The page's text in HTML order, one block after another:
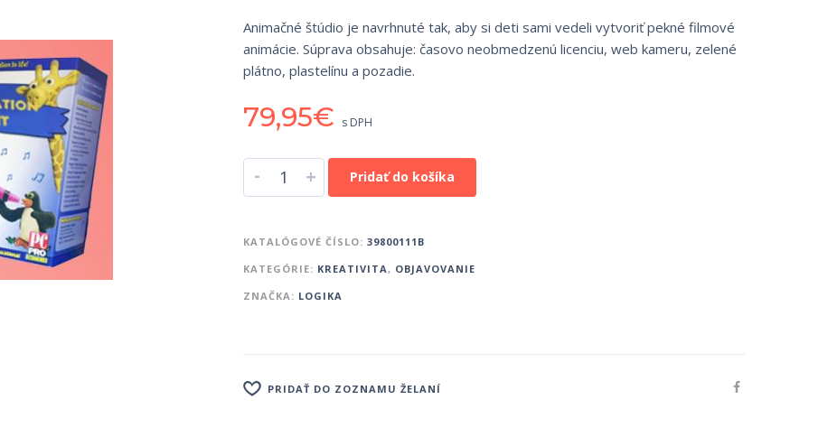
Animačné štúdio je navrhnuté tak, aby si deti sami vedeli vytvoriť pekné filmové
animácie. Súprava obsahuje: časovo neobmedzenú licenciu, web kameru, zelené
plátno, plastelínu a pozadie.
79,95€ s DPH
- + Pridať do košíka
KATALÓGOVÉ ČÍSLO: 39800111B
KATEGÓRIE: KREATIVITA, OBJAVOVANIE
ZNAČKA: LOGIKA
PRIDAŤ DO ZOZNAMU ŽELANÍ